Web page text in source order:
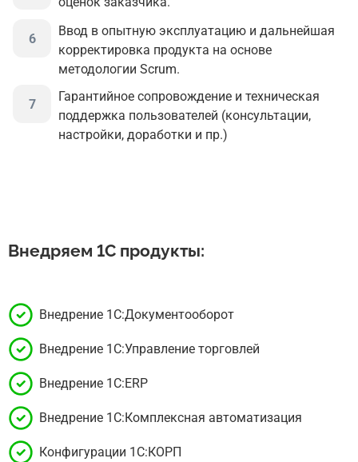
Ввод в опытную эксплуатацию и дальнейшая
корректировка продукта на основе
методологии Scrum.
Гарантийное сопровождение и техническая
поддержка пользователей (консультации,
настройки, доработки и пр.)
Внедряем 1С продукты:
Внедрение 1С:Документооборот
Внедрение 1С:Управление торговлей
Внедрение 1С:ERP
Внедрение 1С:Комплексная автоматизация
Конфигурации 1С:КОРП